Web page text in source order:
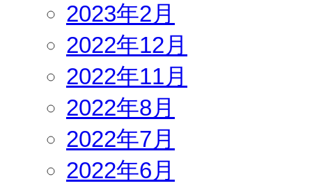
2023年2月
2022年12月
2022年11月
2022年8月
2022年7月
2022年6月